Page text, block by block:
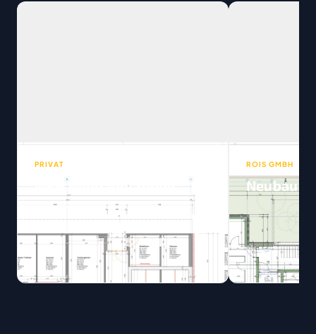
PRIVAT
MFH Neubauplanung
ROIS GMBH
Neubau